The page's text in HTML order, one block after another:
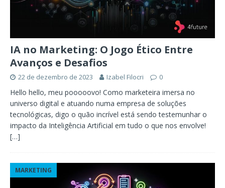
IA no Marketing: O Jogo Ético Entre
Avanços e Desafios
22 de dezembro de 2023 Izabel Filocri 0
Hello hello, meu pooooovo! Como marketeira imersa no
universo digital e atuando numa empresa de soluções
tecnológicas, digo o quão incrível está sendo testemunhar o
impacto da Inteligência Artificial em tudo o que nos envolve!
[…]
MARKETING